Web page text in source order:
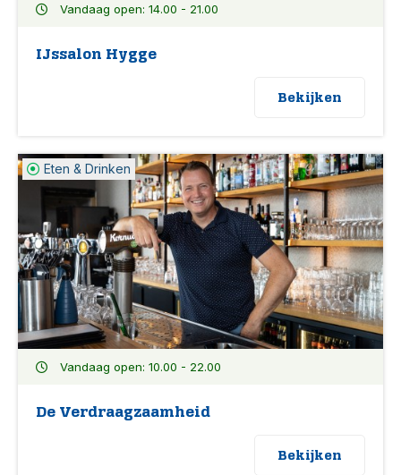
Vandaag open: 14.00 - 21.00
IJssalon Hygge
Bekijken
Eten & Drinken
Vandaag open: 10.00 - 22.00
De Verdraagzaamheid
Bekijken